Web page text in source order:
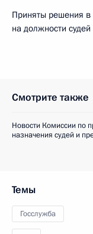
Приняты решения
на должности
Смотрите также
Новости Комиссии по
назначения судей и
Темы
Госслужба